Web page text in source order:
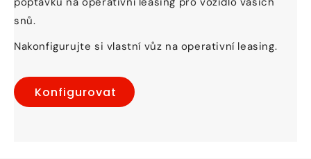
snů.
Nakonfigurujte si vlastní vůz na operativní leasing.
Konfigurovat